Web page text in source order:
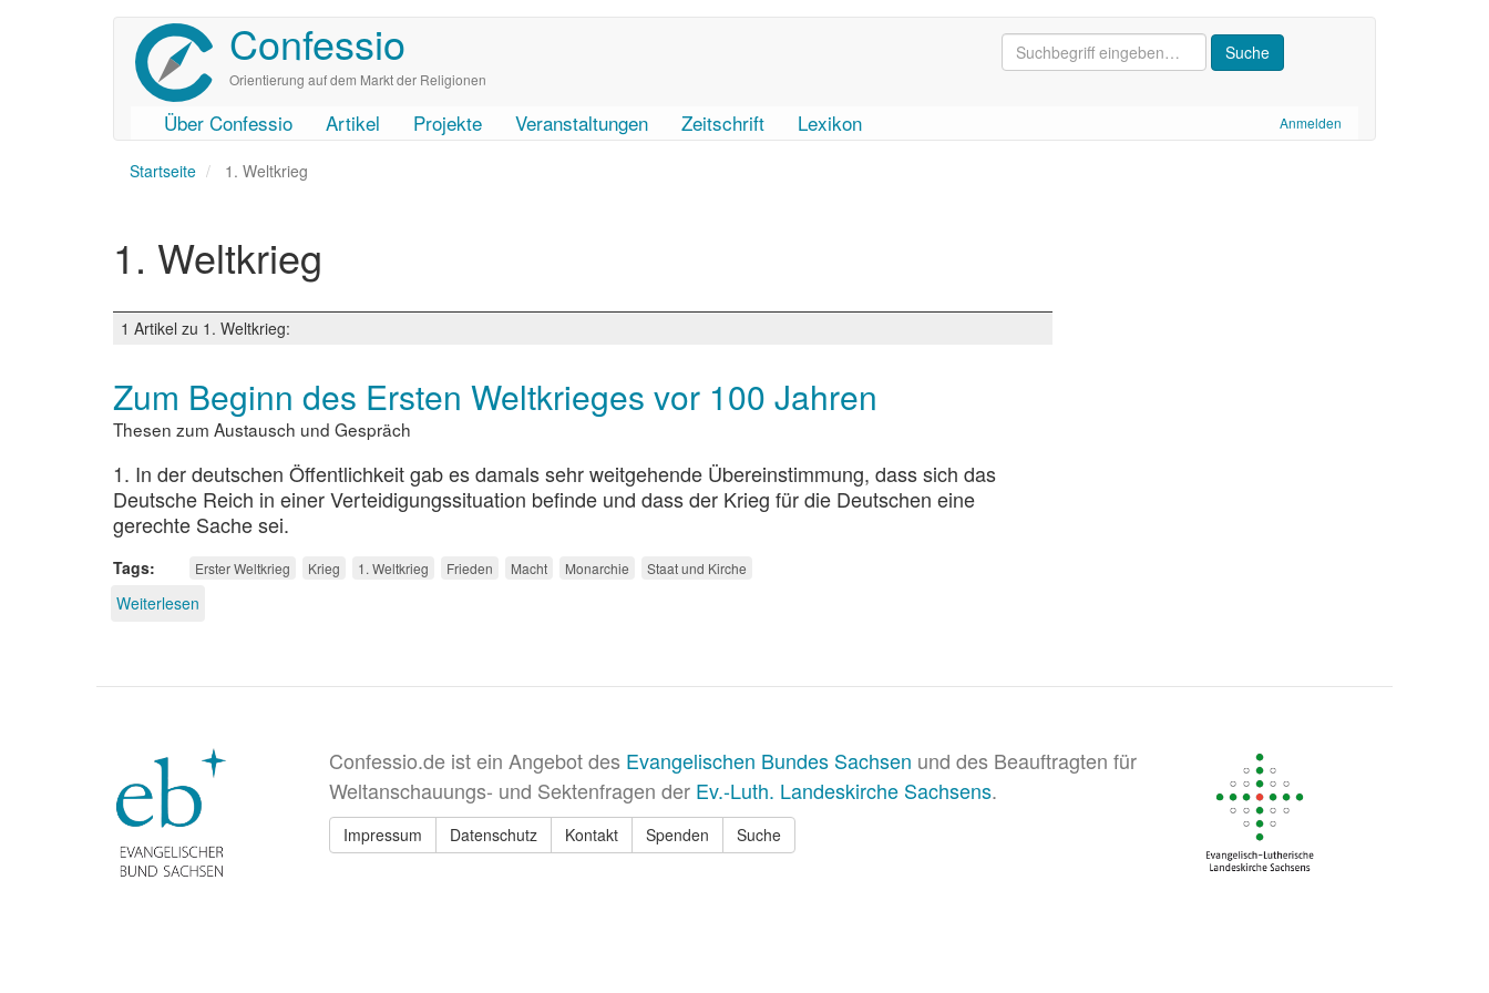
Confessio
Orientierung auf dem Markt der Religionen
User
account
Anmelden
Main
navigation
Über Confessio Artikel Projekte Veranstaltungen Zeitschrift Lexikon
Startseite 1. Weltkrieg
1. Weltkrieg
1 Artikel zu 1. Weltkrieg:
Zum Beginn des Ersten Weltkrieges vor 100 Jahren
Thesen zum Austausch und Gespräch
1. In der deutschen Öffentlichkeit gab es damals sehr weitgehende Übereinstimmung, dass sich das
Deutsche Reich in einer Verteidigungssituation befinde und dass der Krieg für die Deutschen eine
gerechte Sache sei.
Tags Erster Weltkrieg Krieg 1. Weltkrieg Frieden Macht Monarchie Staat und Kirche
Weiterlesen
Ersten
100
Jahren
Confessio.de ist ein Angebot des Evangelischen Bundes Sachsen und des Beauftragten für
Weltanschauungs- und Sektenfragen der Ev.-Luth. Landeskirche Sachsens.
Impressum Datenschutz Kontakt Spenden Suche